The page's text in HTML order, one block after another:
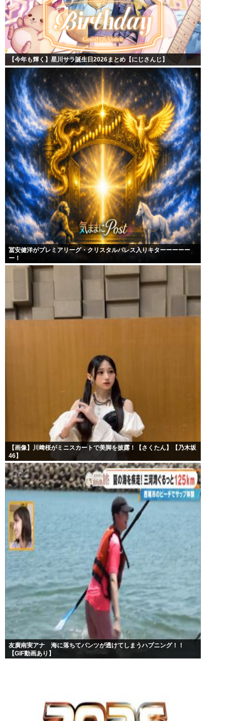
【今年も輝く】星川サラ誕生日2026まとめ【にじさんじ】
冨安健洋がプレミアリーグ・クリスタルパレス入りキターーーーー
ー！
【画像】川﨑桜がミニスカートで美脚を披露！【さくたん】【乃木坂
46】
友廣南実アナ 海に落ちてパンツが透けてしまうハプニング！！
【GIF動画あり】